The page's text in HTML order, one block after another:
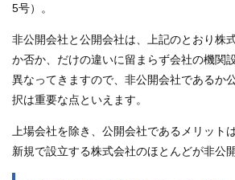
5号）。
非公開会社と公開会社は、上記のとおり株
か否か、だけの違いに留まらず会社の機関
異なってきますので、非公開会社であるか
択は重要な点といえます。
上場会社を除き、公開会社であるメリット
新規で設立する株式会社のほとんどが非公